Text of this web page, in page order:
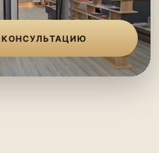
КОНСУЛЬТАЦИЮ